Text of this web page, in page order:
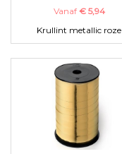
Vanaf € 5,94
Krullint metallic roze